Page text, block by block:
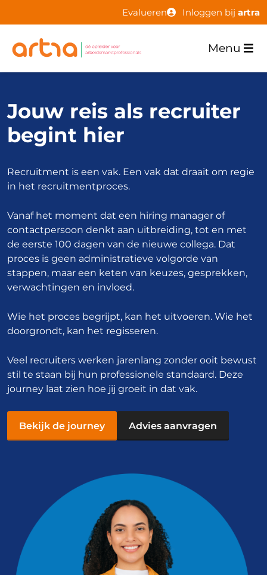
Evalueren Inloggen bij artra
Menu
Jouw reis als recruiter
begint hier
Recruitment is een vak. Een vak dat draait om regie
in het recruitmentproces.
Vanaf het moment dat een hiring manager of
contactpersoon denkt aan uitbreiding, tot en met
de eerste 100 dagen van de nieuwe collega. Dat
proces is geen administratieve volgorde van
stappen, maar een keten van keuzes, gesprekken,
verwachtingen en invloed.
Wie het proces begrijpt, kan het uitvoeren. Wie het
doorgrondt, kan het regisseren.
Veel recruiters werken jarenlang zonder ooit bewust
stil te staan bij hun professionele standaard. Deze
journey laat zien hoe jij groeit in dat vak.
Bekijk de journey Advies aanvragen